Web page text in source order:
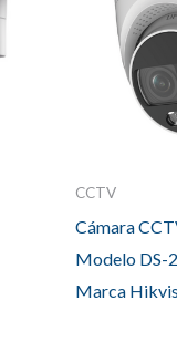
CCTV
Cámara
Modelo DS-
Marca